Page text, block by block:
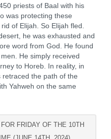
priests of Baal with his
was protecting these
of Elijah. So Elijah fled.
he was exhausted and
word from God. He found
He simply received
to Horeb. In reality, in
retraced the path of the
Yahweh on the same
FRIDAY OF THE 10TH